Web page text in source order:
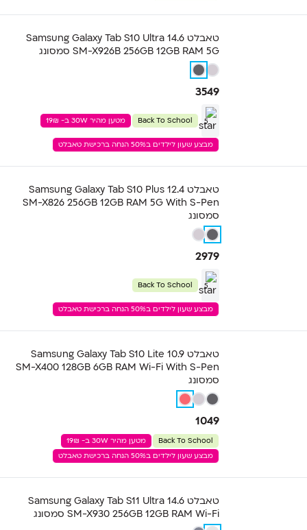
טאבלט Samsung Galaxy Tab S10 Ultra 14.6
SM-X926B 256GB 12GB RAM 5G סמסונג
3549
5
Back To School מטען מהיר 30W ב- 19₪
מבצע שעון לילדים ב50% הנחה ברכישת טאבלט
טאבלט Samsung Galaxy Tab S10 Plus 12.4
SM-X826 256GB 12GB RAM 5G With S-Pen
סמסונג
2979
5
Back To School
מבצע שעון לילדים ב50% הנחה ברכישת טאבלט
טאבלט Samsung Galaxy Tab S10 Lite 10.9
SM-X400 128GB 6GB RAM Wi-Fi With S-Pen
סמסונג
1049
Back To School
מטען מהיר 30W ב- 19₪
מבצע שעון לילדים ב50% הנחה ברכישת טאבלט
טאבלט Samsung Galaxy Tab S11 Ultra 14.6
SM-X930 256GB 12GB RAM Wi-Fi סמסונג